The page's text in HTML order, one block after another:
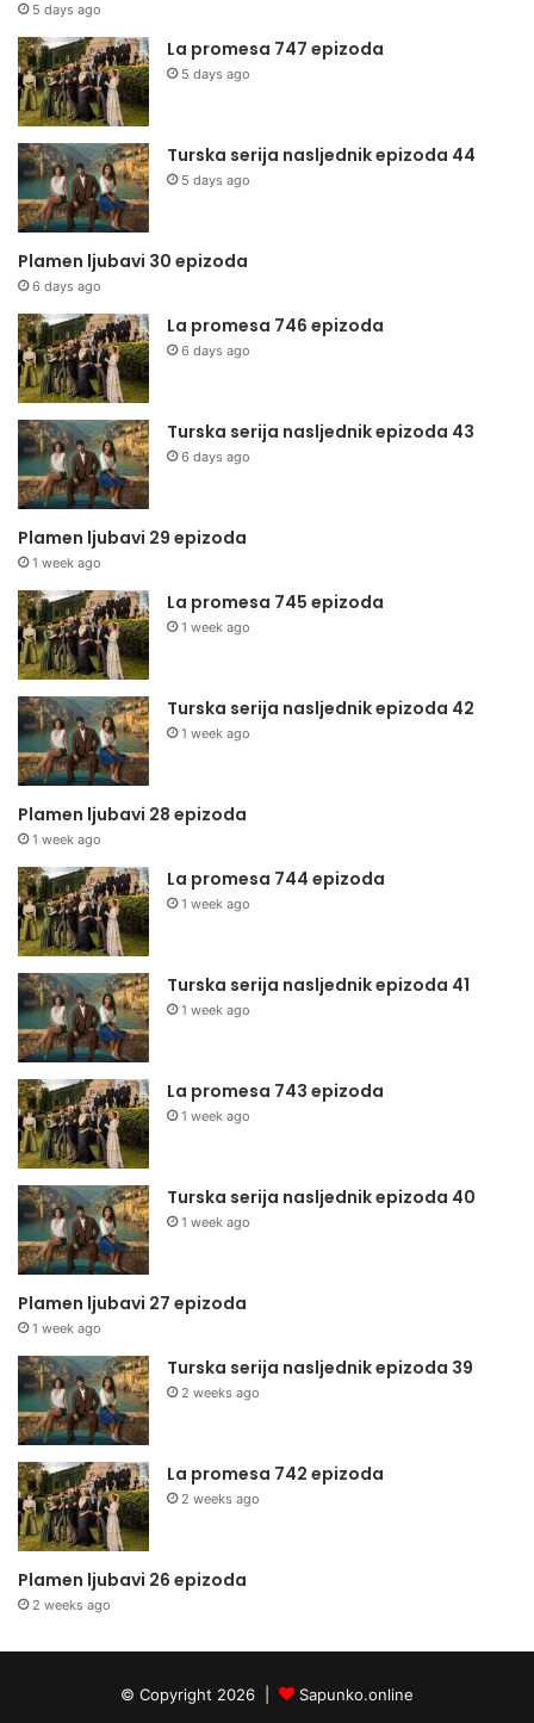
5 days ago
La promesa 747 epizoda
5 days ago
Turska serija nasljednik epizoda 44
5 days ago
Plamen ljubavi 30 epizoda
6 days ago
La promesa 746 epizoda
6 days ago
Turska serija nasljednik epizoda 43
6 days ago
Plamen ljubavi 29 epizoda
1 week ago
La promesa 745 epizoda
1 week ago
Turska serija nasljednik epizoda 42
1 week ago
Plamen ljubavi 28 epizoda
1 week ago
La promesa 744 epizoda
1 week ago
Turska serija nasljednik epizoda 41
1 week ago
La promesa 743 epizoda
1 week ago
Turska serija nasljednik epizoda 40
1 week ago
Plamen ljubavi 27 epizoda
1 week ago
Turska serija nasljednik epizoda 39
2 weeks ago
La promesa 742 epizoda
2 weeks ago
Plamen ljubavi 26 epizoda
2 weeks ago
© Copyright 2026 | Sapunko.online